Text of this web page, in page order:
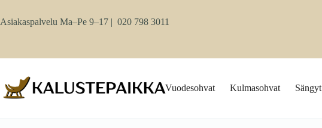
content
Asiakaspalvelu Ma–Pe 9–17 | 020 798 3011
Vuodesohvat Kulmasohvat Sängyt